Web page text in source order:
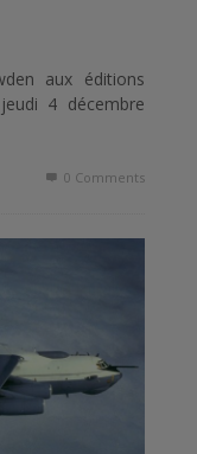
aux éditions
4 décembre
0 Comments